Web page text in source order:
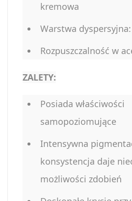
kremowa
Warstwa
Rozpuszczalność w
ZALETY:
Posiada właściwości
samopoziomujące
Intensywna
konsystencja daje
możliwości zdobień